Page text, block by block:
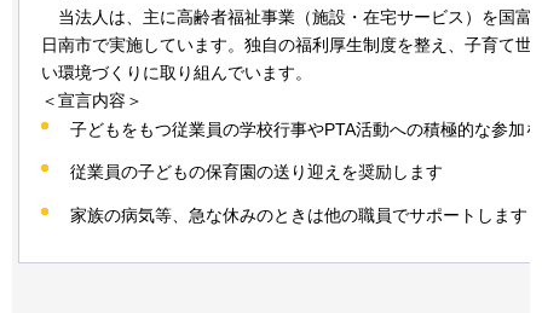
当法人は、主に高齢者福祉事業（施設・在宅サービス）を国富
日南市で実施しています。独自の福利厚生制度を整え、子育て世
い環境づくりに取り組んでいます。
＜宣言内容＞
子どもをもつ従業員の学校行事やPTA活動への積極的な参加
従業員の子どもの保育園の送り迎えを奨励します
家族の病気等、急な休みのときは他の職員でサポートします